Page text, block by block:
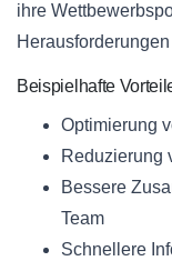
ihre
Beispielhafte
Optimierung
Reduzierung
Bessere
Team
Schnellere